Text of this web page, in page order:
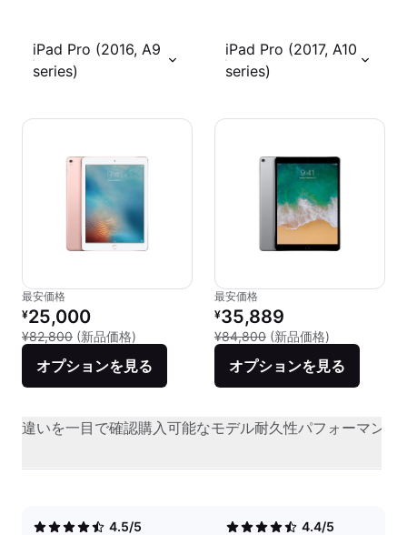
iPad Pro (2016, A9
series)
iPad Pro (2017, A10
series)
最安価格
リファービッシュ品の価格：
¥25,000
¥82,800 (新品価格) 新品との比較：¥82,800
オプションを見る
最安価格
リファービッシュ品の価格：
¥35,889
¥84,800 (新品価格)
オプションを見る
違いを一目で確認購入可能なモデル耐久性パフォーマンス
4.5/5
4.4/5